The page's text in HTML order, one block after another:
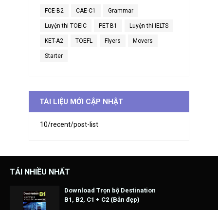
FCE-B2 CAE-C1 Grammar
Luyện thi TOEIC PET-B1 Luyện thi IELTS
KET-A2 TOEFL Flyers Movers
Starter
TÀI LIỆU MỚI CẬP NHẬT
10/recent/post-list
TẢI NHIỀU NHẤT
Download Trọn bộ Destination
B1, B2, C1 + C2 (Bản đẹp)